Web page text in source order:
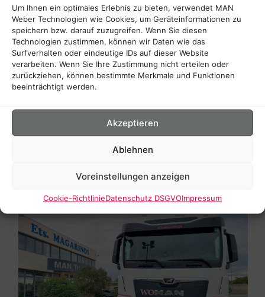
Um Ihnen ein optimales Erlebnis zu bieten, verwendet MAN
Weber Technologien wie Cookies, um Geräteinformationen zu
speichern bzw. darauf zuzugreifen. Wenn Sie diesen
Technologien zustimmen, können wir Daten wie das
Surfverhalten oder eindeutige IDs auf dieser Website
verarbeiten. Wenn Sie Ihre Zustimmung nicht erteilen oder
zurückziehen, können bestimmte Merkmale und Funktionen
beeinträchtigt werden.
Akzeptieren
Ablehnen
Voreinstellungen anzeigen
Cookie-RichtlinieDatenschutz DSGVOImpressum